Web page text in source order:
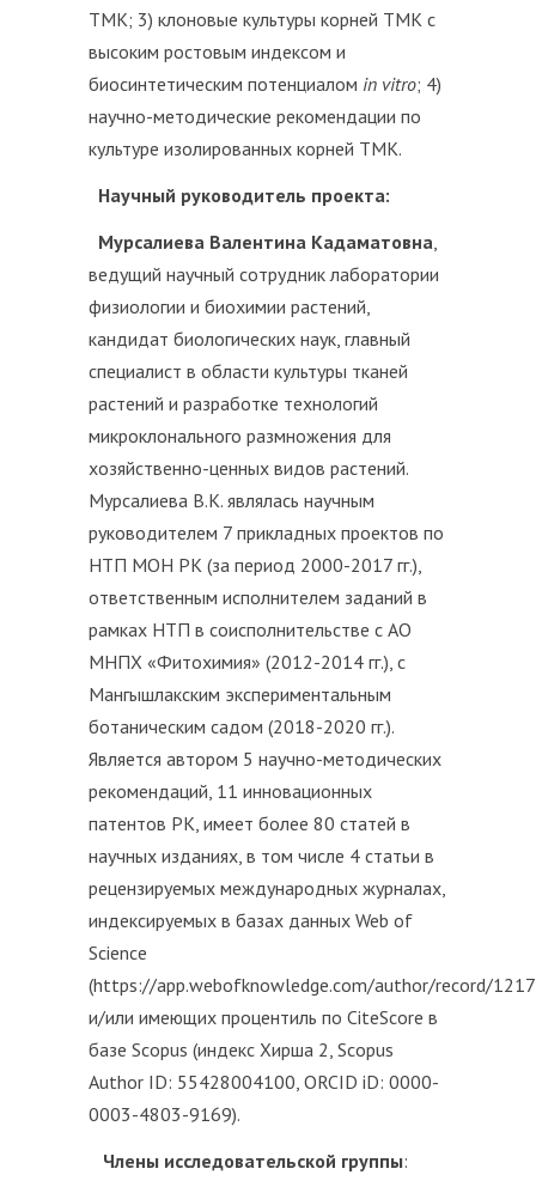
ТМК; 3) клоновые культуры корней ТМК с
высоким ростовым индексом и
биосинтетическим потенциалом in vitro; 4)
научно-методические рекомендации по
культуре изолированных корней ТМК.
Научный руководитель проекта:
Мурсалиева Валентина Кадаматовна,
ведущий научный сотрудник лаборатории
физиологии и биохимии растений,
кандидат биологических наук, главный
специалист в области культуры тканей
растений и разработке технологий
микроклонального размножения для
хозяйственно-ценных видов растений.
Мурсалиева В.К. являлась научным
руководителем 7 прикладных проектов по
НТП МОН РК (за период 2000-2017 гг.),
ответственным исполнителем заданий в
рамках НТП в соисполнительстве с АО
МНПХ «Фитохимия» (2012-2014 гг.), с
Мангышлакским экспериментальным
ботаническим садом (2018-2020 гг.).
Является автором 5 научно-методических
рекомендаций, 11 инновационных
патентов РК, имеет более 80 статей в
научных изданиях, в том числе 4 статьи в
рецензируемых международных журналах,
индексируемых в базах данных Web of
Science
(https://app.webofknowledge.com/author/record/
и/или имеющих процентиль по CiteScore в
базе Scopus (индекс Хирша 2, Scopus
Author ID: 55428004100, ORCID iD: 0000-
0003-4803-9169).
Члены исследовательской группы: